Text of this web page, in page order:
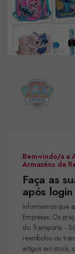
Bem-vindo/a a
Armazéns de
Faça as
após login
Informamos que
Empresas. Os
do Transporte. -
reembolso ou
artigos em stock,